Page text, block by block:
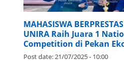
MAHASISWA